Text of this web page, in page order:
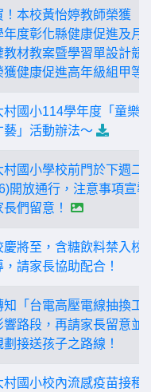
！本校黃怡婷教師榮獲「
年度彰化縣健康促進及月
教材教案暨學習單設計競
獲健康促進高年級組甲等
村國小114學年度「童樂
藝」活動辦法～
村國小學校前門於下週二
開放通行，注意事項宣
長們留意！
慶將至，含糖飲料禁入校
，請家長協助配合！
知「台電高壓電線抽換工
響路段，再請家長留意並
劃接送孩子之路線！
村國小校內流感疫苗接種